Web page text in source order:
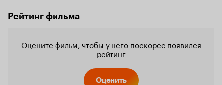
Рейтинг фильма
Оцените фильм, чтобы у него поскорее появился
рейтинг
Оценить